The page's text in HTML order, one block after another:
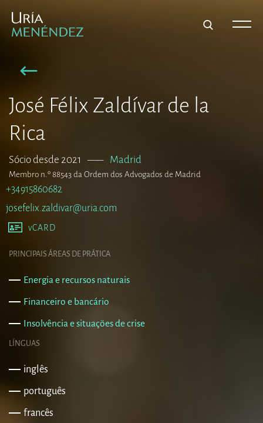
José Félix Zaldívar de la
Rica
Sócio desde 2021 ––– Madrid
Membro n.º 88543 da Ordem dos Advogados de Madrid
+34915860682
josefelix.zaldivar@uria.com
vCARD
PRINCIPAIS ÁREAS DE PRÁTICA
Energia e recursos naturais
Financeiro e bancário
Insolvência e situações de crise
LÍNGUAS
inglês
português
francês